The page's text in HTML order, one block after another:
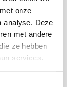
onze
analyse. Deze
met andere
ze hebben
services.
aan